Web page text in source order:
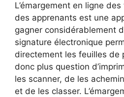
L’émargement en ligne
des apprenants est une
gagner considérablement
signature électronique
directement les feuilles de
donc plus question
les scanner, de les
et de les classer.